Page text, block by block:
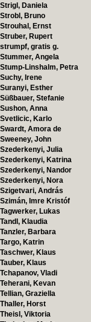
Strigl, Daniela
Strobl, Bruno
Strouhal, Ernst
Struber, Rupert
strumpf, gratis g.
Stummer, Angela
Stump-Linshalm, Petra
Suchy, Irene
Suranyi, Esther
Süßbauer, Stefanie
Sushon, Anna
Svetlicic, Karlo
Swardt, Amora de
Sweeney, John
Szederkenyi, Julia
Szederkenyi, Katrina
Szederkenyi, Nandor
Szederkenyi, Nora
Szigetvari, András
Szimán, Imre Kristóf
Tagwerker, Lukas
Tandl, Klaudia
Tanzler, Barbara
Targo, Katrin
Taschwer, Klaus
Tauber, Klaus
Tchapanov, Vladi
Teherani, Kevan
Tellian, Graziella
Thaller, Horst
Theisl, Viktoria